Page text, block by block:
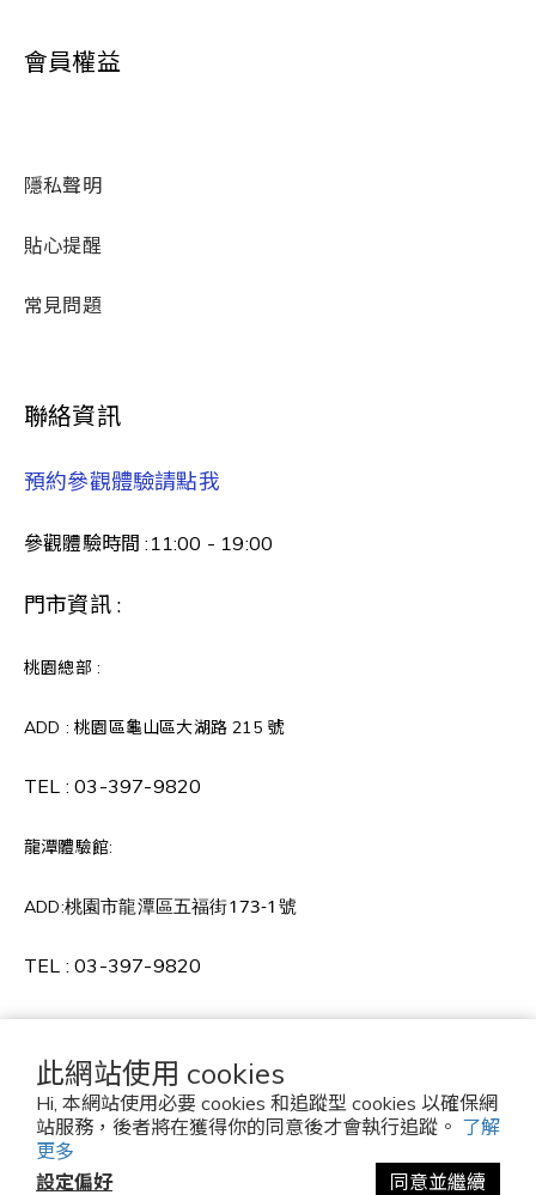
此網站使用 cookies
Hi, 本網站使用必要 cookies 和追蹤型 cookies 以確保網
站服務，後者將在獲得你的同意後才會執行追蹤。 了解
更多
設定偏好
同意並繼續
會員權益
隱私聲明
貼心提醒
常見問題
聯絡資訊
預約參觀體驗請點我
參觀體驗時間 :11:00 - 19:00
門市資訊 :
桃園總部 :
ADD : 桃園區龜山區大湖路 215 號
TEL :03-397-9820
龍潭體驗館:
ADD:桃園市龍潭區五福街173-1號
TEL :03-397-9820
Copyright © 2022 MAKE COLORFUL HOME 茗
城家居 版權所有